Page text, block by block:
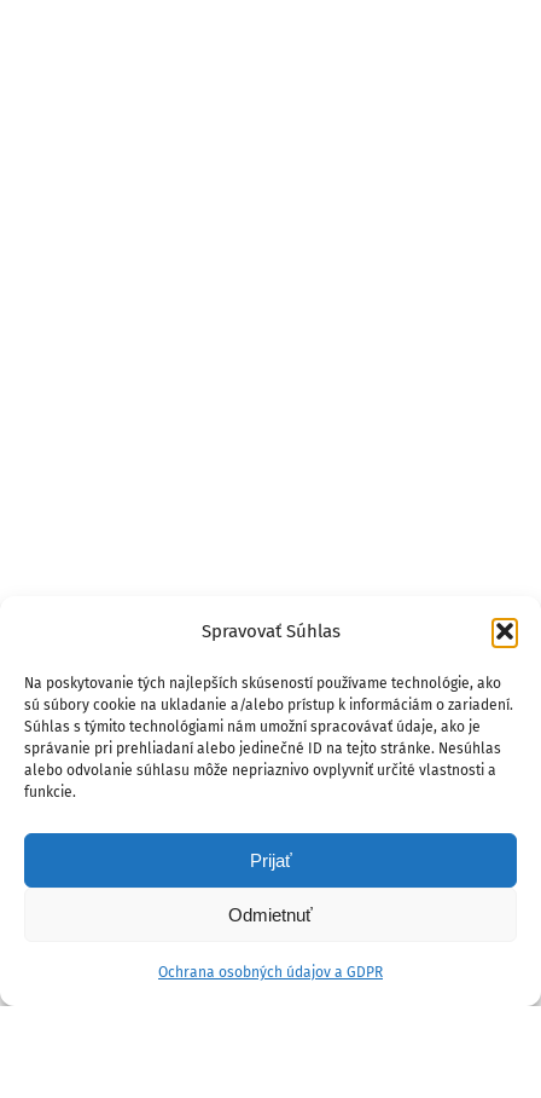
Spravovať Súhlas
Na poskytovanie tých najlepších skúseností používame technológie, ako
sú súbory cookie na ukladanie a/alebo prístup k informáciám o zariadení.
Súhlas s týmito technológiami nám umožní spracovávať údaje, ako je
správanie pri prehliadaní alebo jedinečné ID na tejto stránke. Nesúhlas
alebo odvolanie súhlasu môže nepriaznivo ovplyvniť určité vlastnosti a
funkcie.
Prijať
Odmietnuť
Ochrana osobných údajov a GDPR